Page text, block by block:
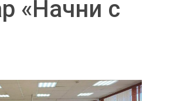
«Начни с